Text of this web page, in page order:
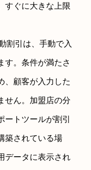
すぐに大きな上限
割引は、手動で入
す。条件が満たさ
、顧客が入力した
せん。加盟店の分
ートツールが割引
築されている場
データに表示され